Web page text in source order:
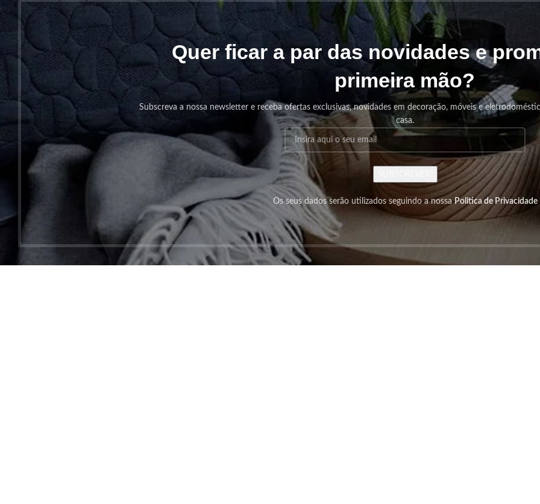
Quer ficar a par das novidades e
primeira mão?
Subscreva a nossa newsletter e receba ofertas exclusivas, novidades em decoração, móveis e
casa.
Os seus dados serão utilizados seguindo a nossaPolitica de Privacidade